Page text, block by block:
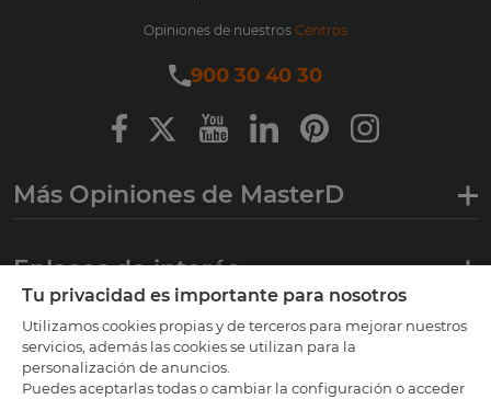
Opiniones de nuestros Centros
900 30 40 30
Más Opiniones de MasterD
Enlaces de interés
Certificaciones
Tu privacidad es importante para nosotros
Utilizamos cookies propias y de terceros para mejorar nuestros
servicios, además las cookies se utilizan para la
personalización de anuncios.
Puedes aceptarlas todas o cambiar la configuración o acceder